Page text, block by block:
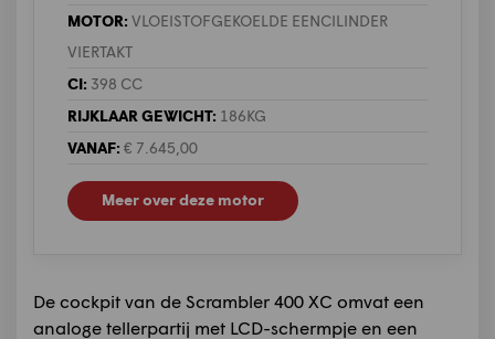
MOTOR: VLOEISTOFGEKOELDE EENCILINDER
VIERTAKT
CI: 398 CC
RIJKLAAR GEWICHT: 186KG
VANAF: € 7.645,00
Meer over deze motor
De cockpit van de Scrambler 400 XC omvat een
analoge tellerpartij met LCD-schermpje en een